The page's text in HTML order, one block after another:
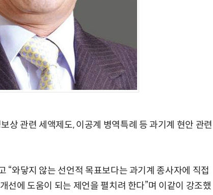
상 관련 세액제도, 이공계 병역특례 등 과기계 현안 관련
“와닿지 않는 선언적 목표보다는 과기계 종사자에 직접
선에 도움이 되는 제언을 펼치려 한다”며 이같이 강조했
AI Native Enterprise를 지원하는 AI Ready Data 플랫폼 활용 전략